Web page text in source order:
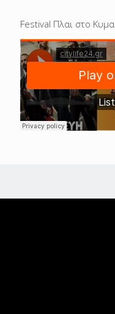
Festival Πλαι στο Κυμα